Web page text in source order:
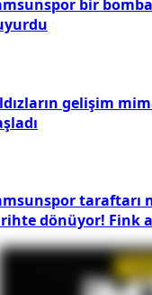
bir
gelişim
taraftarı
dönüyor! Fink